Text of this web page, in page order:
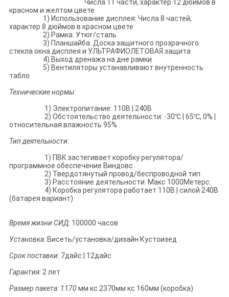
Числа 11 части, характер 12 дюймов в
красном и желтом цвете
1) Использование дисплея: Числа 8 частей,
характер 8 дюймов в красном цвете
2) Рамка: Утюг/сталь
3) Планшайба: Доска защитного прозрачного
стекла окна дисплея и УЛЬТРАФИОЛЕТОВАЯ защита
4) Выход дренажа на дне рамки
5) Вентиляторы устанавливают внутренность
табло
Технические нормы:
1) Электропитание: 110В | 240В
2) Обстоятельство деятельности: -30℃ | 65℃, 0% |
относительная влажность 95%
Тип деятельности:
1) ПВК застегивает коробку регулятора/
программное обеспечение Виндовс
2) Твердотянутый провод/беспроводной тип
3) Расстояние деятельности: Макс 1000Метерс.
4) Коробка регулятора работает 110В | силой 240В
(батарея вариант)
Время жизни СИД:100000 часов
Установка:Висеть/установка/дизайн Кустоизед
Срок поставки: 7дайс | 12дайс
Гарантия:2 лет
Размер пакета: 1170мм кс 2370мм кс 160мм (коробка)